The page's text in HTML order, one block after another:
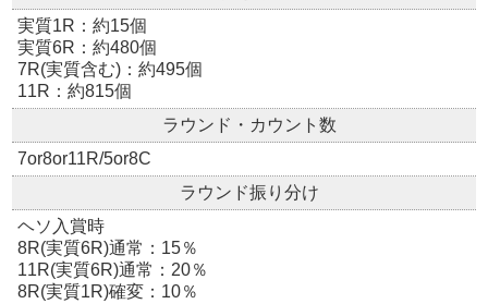
実質1R：約15個
実質6R：約480個
7R(実質含む)：約495個
11R：約815個
ラウンド・カウント数
7or8or11R/5or8C
ラウンド振り分け
ヘソ入賞時
8R(実質6R)通常：15％
11R(実質6R)通常：20％
8R(実質1R)確変：10％